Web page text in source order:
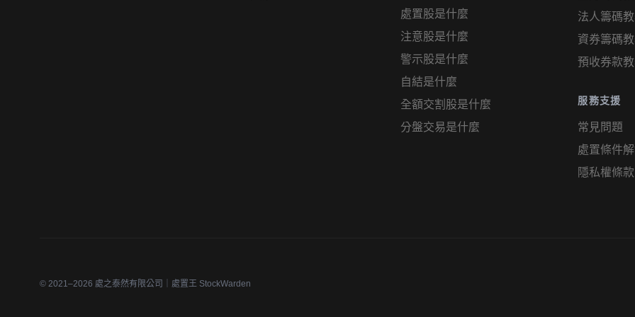
處置股是什麼
注意股是什麼
警示股是什麼
自結是什麼
全額交割股是什麼
分盤交易是什麼
法人籌碼
資券籌碼
預收券款
服務支援
常見問題
處置條件
隱私權條款
© 2021–2026 處之泰然有限公司｜處置王 StockWarden